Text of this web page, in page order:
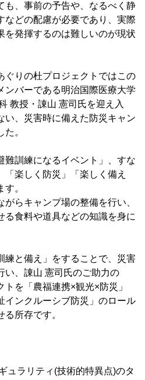
も、事前の予告や、なるべく静
などの配慮が必要であり、実際
を発揮するのは難しいのが現状
ぐりの杜プロジェクトではこの
ンバーである明治国際医療大学
教授・諌山 憲司氏を迎え入
い、災害時に備えた防災キャン
。
難訓練になるイベント」、すな
楽しく防災」「楽しく備え
。
らキャンプ場の整備を行い、
る食料や道具などの知識を身に
練と備え」をすることで、災害
い、諌山 憲司氏のご助力の
トを「農福連携×観光×防災」
インクルーシブ防災」のロール
所存です。
ュラリティ(技術的特異点)のタ